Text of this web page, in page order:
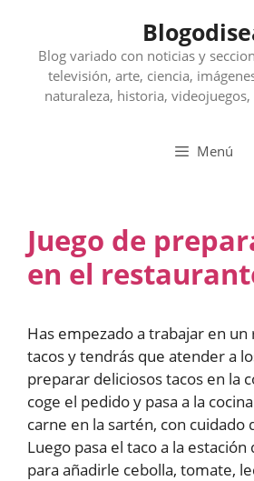
contenidoBlog variado con noticias y
televisión, arte, ciencia,
naturaleza, historia,
Menú
Juego de
en el
Has empezado a trabajar en
tacos y tendrás que atender a
preparar deliciosos tacos en la
coge el pedido y pasa a la
carne en la sartén, con cuidado
Luego pasa el taco a la
para añadirle cebolla, tomate,